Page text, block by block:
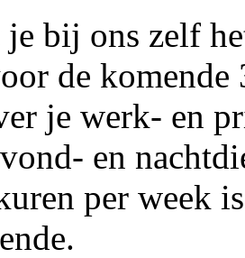
bij ons zelf
de
je werk- en
en
per week